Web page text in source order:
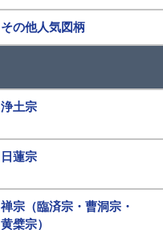
その他人気図柄
浄土宗
日蓮宗
禅宗（臨済宗・曹洞宗・
黄檗宗）